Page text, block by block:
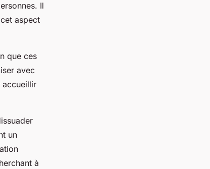
Il
aspect
que ces
avec
accueillir
un
à